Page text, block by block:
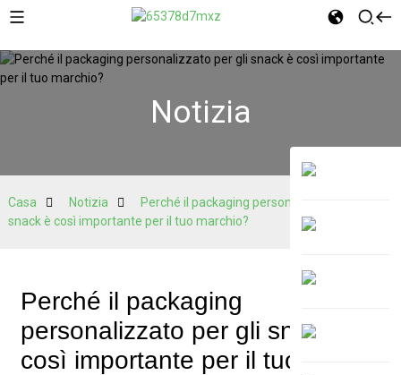
Notizia
Casa Notizia
Perché il packaging personalizzato per gli
snack è così importante per il tuo marchio?
Perché il packaging
personalizzato per gli snack è
così importante per il tuo